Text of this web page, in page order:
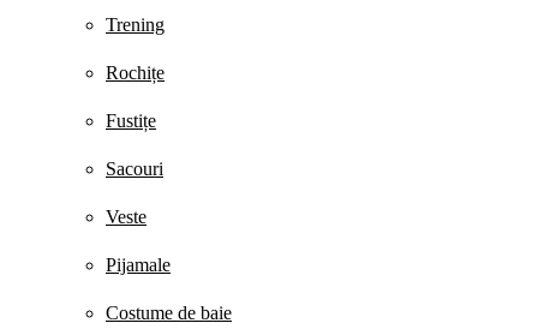
Trening
Rochițe
Fustițe
Sacouri
Veste
Pijamale
Costume de baie